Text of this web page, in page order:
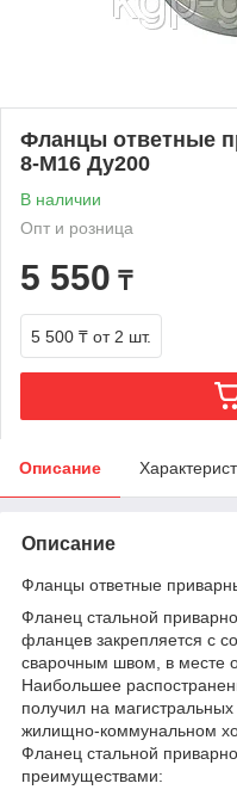
Фланцы ответные
8-М16 Ду200
В наличии
Опт и розница
5 550 ₸
5 500 ₸ от 2 шт.
Описание
Описание
Фланцы ответные
Фланец стальной
фланцев закрепляется с
сварочным швом, в месте
Наибольшее
получил на
жилищно-коммунальном
Фланец стальной
преимуществами: